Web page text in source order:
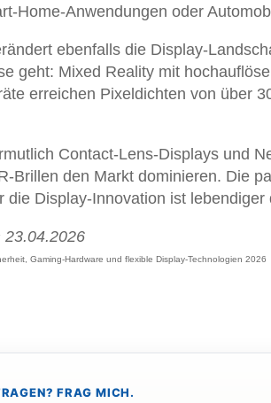
Home-Anwendungen oder
ebenfalls die Display-
geht: Mixed Reality mit
erreichen Pixeldichten von über
Contact-Lens-Displays und
Brillen den Markt dominieren. Die
die Display-Innovation ist lebendiger
23.04.2026
Gaming-Hardware und flexible Display-Technologien 2026
FRAG MICH.